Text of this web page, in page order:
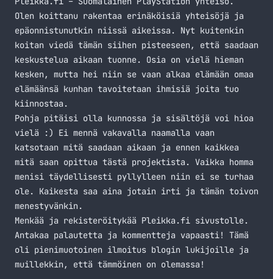
Olen koittanu rakentaa erinäköisiä yhteisöjä ja
epäonnistunutkin niissä aikeissa. Nyt kuitenkin
koitan viedä tämän siihen pisteeseen, että saadaan
keskustelua aikaan tuonne. Osia on vielä hieman
kesken, mutta hei niin se vaan alkaa elämään omaa
elämäänsä kunhan tavoitetaan ihmisiä joita tuo
kiinnostaa.
Pohja pitäisi olla kunnossa ja sisältöjä voi hioa
vielä :) Ei mennä vakavalla naamalla vaan
katsotaan mitä saadaan aikaan ja ennen kaikkea
mitä saan opittua tästä projektista. Vaikka homma
menisi täydellisesti pyllylleen niin ei se turhaa
ole. Kaikesta saa aina jotain irti ja tämän toivon
menestyvänkin.
Menkää ja rekisteröitykää Pleikka.fi sivustolle.
Antakaa palautetta ja kommentteja vapaasti! Tämä
oli pienimuotoinen ilmoitus blogin lukijoille ja
muillekkin, että tämmöinen on olemassa!